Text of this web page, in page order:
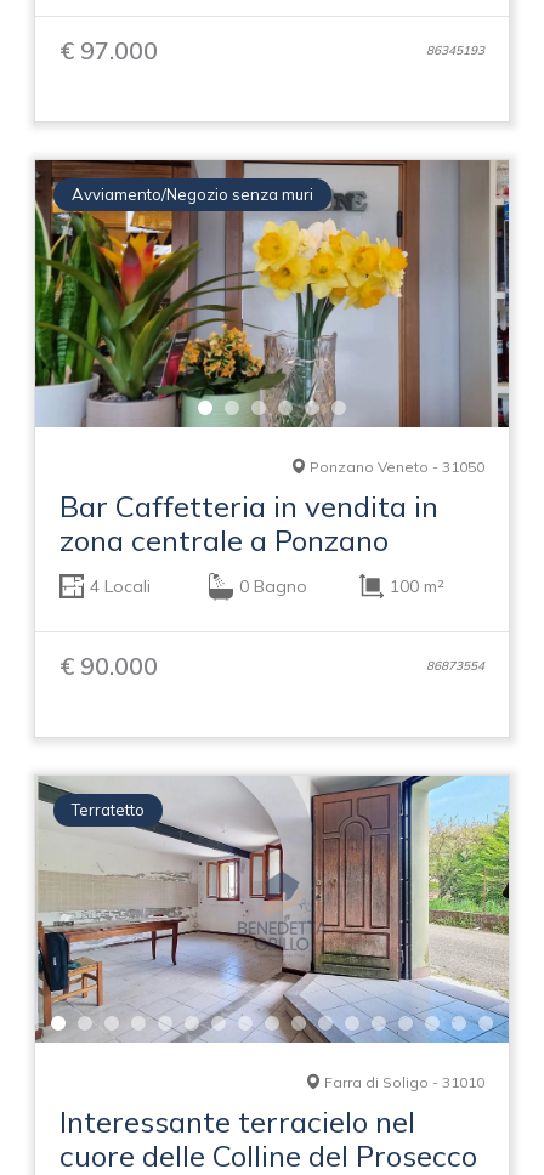
€ 97.000 86345193
Avviamento/Negozio senza muri
Ponzano Veneto - 31050
Bar Caffetteria in vendita in
zona centrale a Ponzano
4 Locali 0 Bagno 100 m²
€ 90.000 86873554
Terratetto
Farra di Soligo - 31010
Interessante terracielo nel
cuore delle Colline del Prosecco